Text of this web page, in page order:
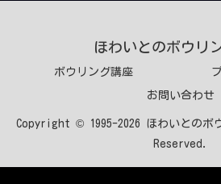
ほわいとのボウリ
ボウリング講座
お問い合わせ
Copyright © 1995-2026 ほわいとの
Reserved.